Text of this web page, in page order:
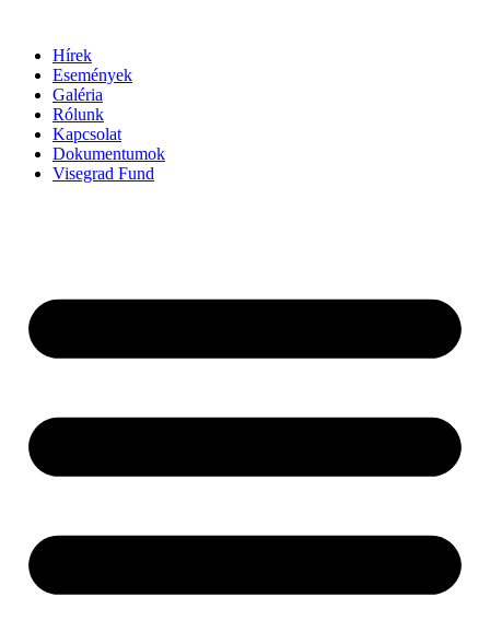
tartalomhoz
Hírek
Események
Galéria
Rólunk
Kapcsolat
Dokumentumok
Visegrad Fund